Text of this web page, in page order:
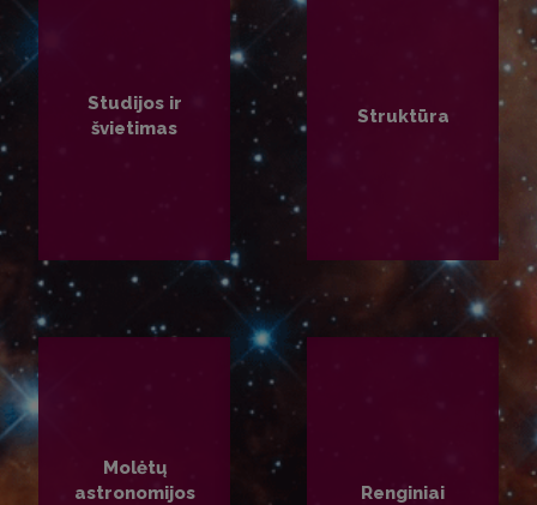
Studijos ir
švietimas
Struktūra
Molėtų
astronomijos
Renginiai